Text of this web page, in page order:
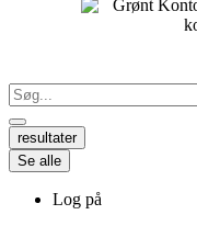
resultater
Se alle
Log på